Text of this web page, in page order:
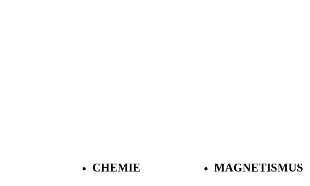
CHEMIE MAGNETISMUS